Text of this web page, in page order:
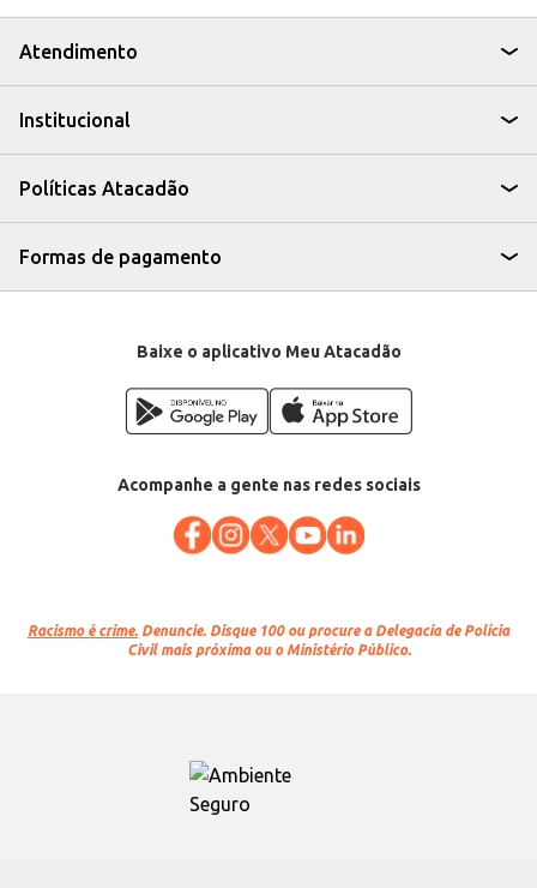
Fácil de limpar e manter.
Com o Porta Escova Coza Arroz, você garante um ambiente mais
organizado e funcional, facilitando o dia a dia e contribuindo para a
Atendimento
Institucional
Políticas Atacadão
Formas de pagamento
Baixe o aplicativo Meu Atacadão
Acompanhe a gente nas redes sociais
Racismo é crime. Denuncie. Disque 100 ou procure a Delegacia de Polícia
Civil mais próxima ou o Ministério Público.